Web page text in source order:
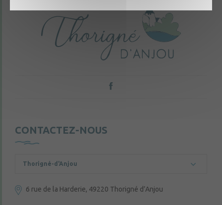
CONTACTEZ-NOUS
Thorigné-d'Anjou
6 rue de la Harderie, 49220 Thorigné d’Anjou